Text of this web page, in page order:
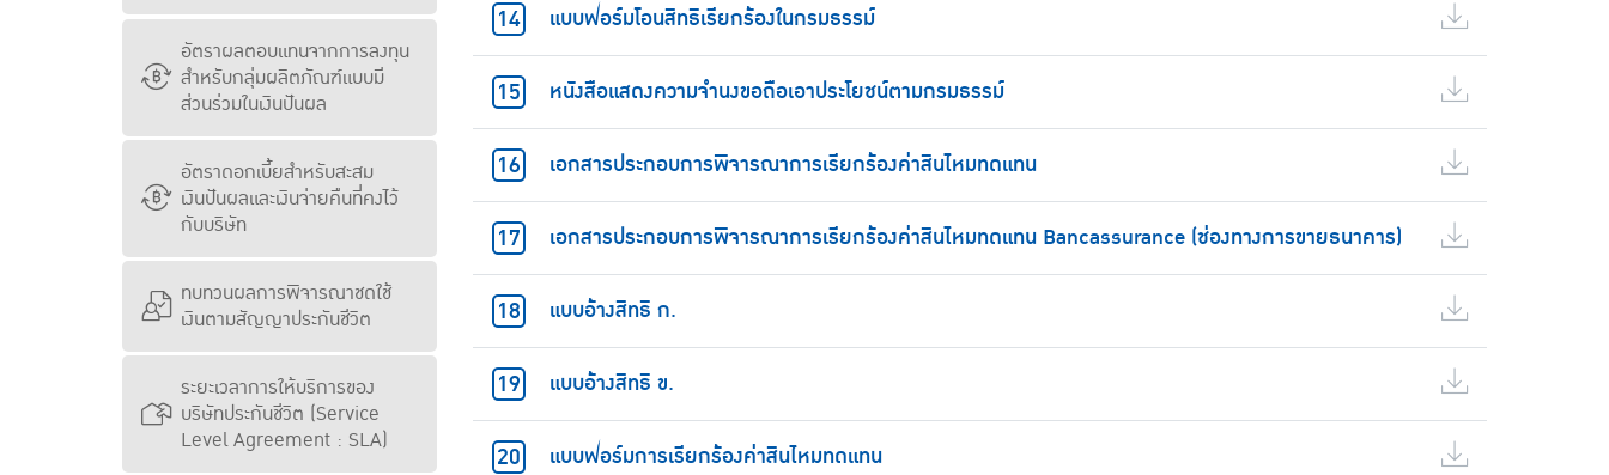
อัตราผลตอบแทนจากการลงทุน
สำหรับกลุ่มผลิตภัณฑ์แบบมี
ส่วนร่วมในเงินปันผล
อัตราดอกเบี้ยสำหรับสะสม
เงินปันผลและเงินจ่ายคืนที่คงไว้
กับบริษัท
ทบทวนผลการพิจารณาชดใช้
เงินตามสัญญาประกันชีวิต
ระยะเวลาการให้บริการของ
บริษัทประกันชีวิต (Service
Level Agreement : SLA)
แบบฟอร์มโอนสิทธิเรียกร้องในกรมธรรม์
หนังสือแสดงความจำนงขอถือเอาประโยชน์ตามกรมธรรม์
เอกสารประกอบการพิจารณาการเรียกร้องค่าสินไหมทดแทน
เอกสารประกอบการพิจารณาการเรียกร้องค่าสินไหมทดแทน Bancassurance (ช่องทางการขายธนาคาร)
แบบอ้างสิทธิ ก.
แบบอ้างสิทธิ ข.
แบบฟอร์มการเรียกร้องค่าสินไหมทดแทน